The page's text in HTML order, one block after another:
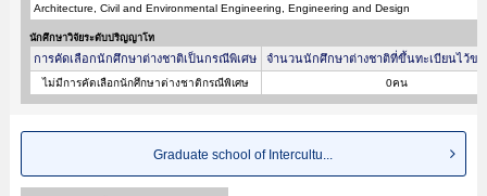
Architecture, Civil and Environmental Engineering, Engineering and Design
นักศึกษาวิจัยระดับปริญญาโท
การคัดเลือกนักศึกษาต่างชาติเป็นกรณีพิเศษ จำนวนนักศึกษาต่างชาติที่ขึ้นทะเบียนไว้ขอ
ไม่มีการคัดเลือกนักศึกษาต่างชาติกรณีพิเศษ 0คน
Graduate school of Intercultu...